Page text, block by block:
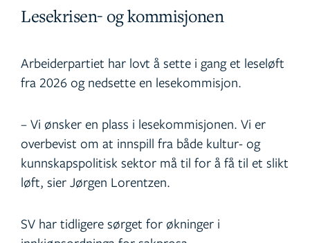
Lesekrisen- og kommisjonen
Arbeiderpartiet har lovt å sette i gang et leseløft
fra 2026 og nedsette en lesekommisjon.
– Vi ønsker en plass i lesekommisjonen. Vi er
overbevist om at innspill fra både kultur- og
kunnskapspolitisk sektor må til for å få til et slikt
løft, sier Jørgen Lorentzen.
SV har tidligere sørget for økninger i